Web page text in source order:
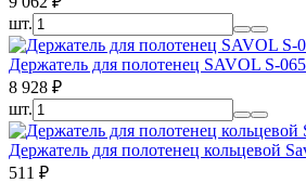
шт.
Держатель для полотенец SAVOL S-
8 928 ₽
шт.
Держатель для полотенец кольцевой
511 ₽